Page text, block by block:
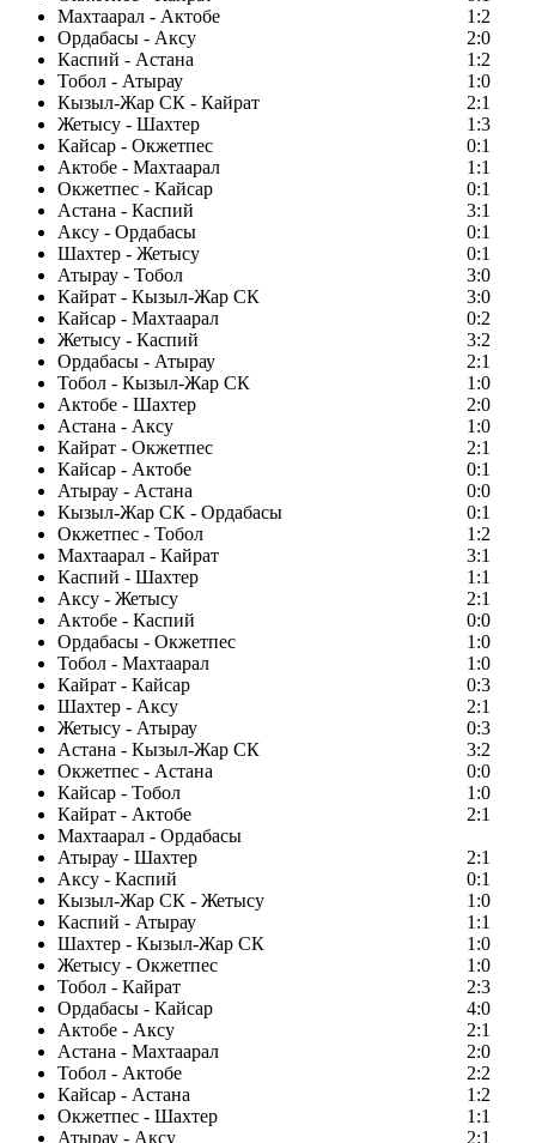
Махтаарал - Актобе
1:2
Ордабасы - Аксу
2:0
Каспий - Астана
1:2
Тобол - Атырау
1:0
Кызыл-Жар СК - Кайрат
2:1
Жетысу - Шахтер
1:3
Кайсар - Окжетпес
0:1
Актобе - Махтаарал
1:1
Окжетпес - Кайсар
0:1
Астана - Каспий
3:1
Аксу - Ордабасы
0:1
Шахтер - Жетысу
0:1
Атырау - Тобол
3:0
Кайрат - Кызыл-Жар СК
3:0
Кайсар - Махтаарал
0:2
Жетысу - Каспий
3:2
Ордабасы - Атырау
2:1
Тобол - Кызыл-Жар СК
1:0
Актобе - Шахтер
2:0
Астана - Аксу
1:0
Кайрат - Окжетпес
2:1
Кайсар - Актобе
0:1
Атырау - Астана
0:0
Кызыл-Жар СК - Ордабасы
0:1
Окжетпес - Тобол
1:2
Махтаарал - Кайрат
3:1
Каспий - Шахтер
1:1
Аксу - Жетысу
2:1
Актобе - Каспий
0:0
Ордабасы - Окжетпес
1:0
Тобол - Махтаарал
1:0
Кайрат - Кайсар
0:3
Шахтер - Аксу
2:1
Жетысу - Атырау
0:3
Астана - Кызыл-Жар СК
3:2
Окжетпес - Астана
0:0
Кайсар - Тобол
1:0
Кайрат - Актобе
2:1
Махтаарал - Ордабасы
Атырау - Шахтер
2:1
Аксу - Каспий
0:1
Кызыл-Жар СК - Жетысу
1:0
Каспий - Атырау
1:1
Шахтер - Кызыл-Жар СК
1:0
Жетысу - Окжетпес
1:0
Тобол - Кайрат
2:3
Ордабасы - Кайсар
4:0
Актобе - Аксу
2:1
Астана - Махтаарал
2:0
Тобол - Актобе
2:2
Кайсар - Астана
1:2
Окжетпес - Шахтер
1:1
Атырау - Аксу
2:1